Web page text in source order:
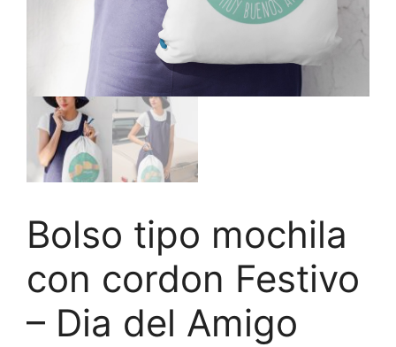
Bolso tipo mochila
con cordon Festivo
– Dia del Amigo